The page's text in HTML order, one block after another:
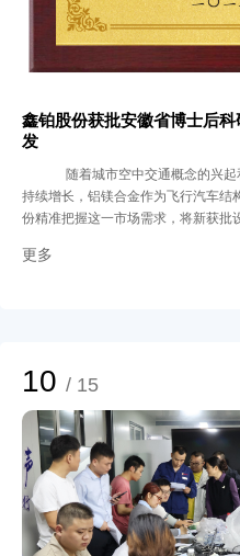
鑫铂股份获批安徽省博士后
发
随着城市空中交通概念的兴
持续增长，铝镁合金作为飞行汽车结
份精准把握这一市场需求，将新获批
能源飞行汽车用高强韧铝镁合金关键
智慧和前沿视角；合金材料研究院的
升了系统化研发能力。 此次博士后
同创新体系的又一重要布局：通过与
整合高校材料工程理论研究优势与
化的创新体系。这种深度融合不仅有
养一批具备实战经验的高层次科研人
材料、智能制造等方向开展系统性研
争力。 二、攻坚关键技术：产业化
步较早，但在新能源系统功率密度和
更多
10 / 15